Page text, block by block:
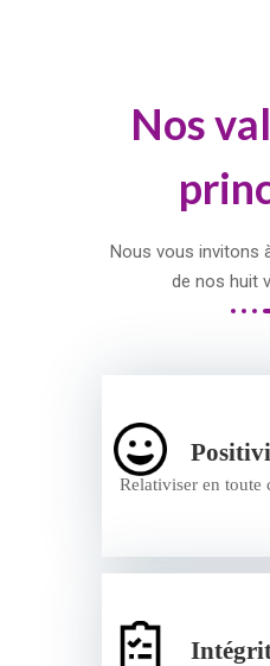
Nos
Nous vous invitons
de nos huit
Relativiser en toute